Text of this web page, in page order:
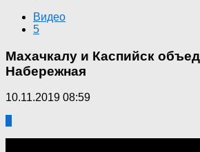
Видео
5
Махачкалу и Каспийск
Набережная
10.11.2019 08:59